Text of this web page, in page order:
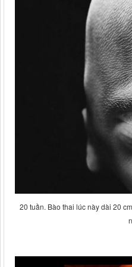
20 tuần. Bào thai lúc này dài 20